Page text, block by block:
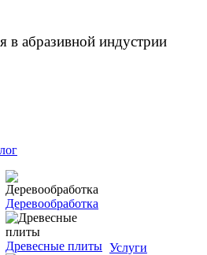
абразивной индустрии
Деревообработка
Древесные плиты Услуги